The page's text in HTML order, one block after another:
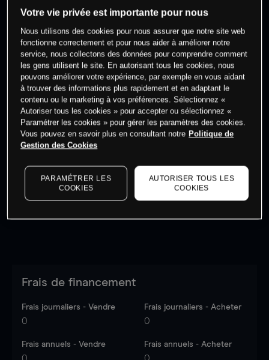
0% des clients ont une position à
cet actif
Commencez à trader
Les prix sont indicatifs.
market data
Frais de financement
Frais journaliers - Vendre
0
Frais journaliers - Acheter
0
Frais annuels - Vendre
0
Frais annuels - Acheter
0
Votre vie privée est importante pour nous
Nous utilisons des cookies pour nous assurer que notre site web
fonctionne correctement et pour nous aider à améliorer notre
service, nous collectons des données pour comprendre comment
les gens utilisent le site. En autorisant tous les cookies, nous
pouvons améliorer votre expérience, par exemple en vous aidant
à trouver des informations plus rapidement et en adaptant le
contenu ou le marketing à vos préférences. Sélectionnez «
Autoriser tous les cookies » pour accepter ou sélectionnez «
Paramétrer les cookies » pour gérer les paramètres des cookies.
Vous pouvez en savoir plus en consultant notre Politique de
Gestion des Cookies
PARAMÉTRER LES
COOKIES
AUTORISER TOUS LES
COOKIES